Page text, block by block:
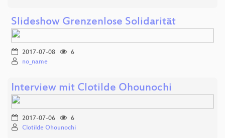
Slideshow Grenzenlose Solidarität
2017-07-08
6
no_name
Interview mit Clotilde Ohounochi
2017-07-06
6
Clotilde Ohounochi